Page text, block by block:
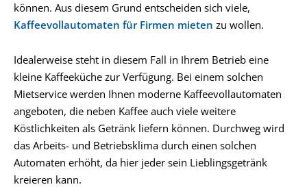
können. Aus diesem Grund entscheiden sich viele,
Kaffeevollautomaten für Firmen mieten zu wollen.
Idealerweise steht in diesem Fall in Ihrem Betrieb eine
kleine Kaffeeküche zur Verfügung. Bei einem solchen
Mietservice werden Ihnen moderne Kaffeevollautomaten
angeboten, die neben Kaffee auch viele weitere
Köstlichkeiten als Getränk liefern können. Durchweg wird
das Arbeits- und Betriebsklima durch einen solchen
Automaten erhöht, da hier jeder sein Lieblingsgetränk
kreieren kann.